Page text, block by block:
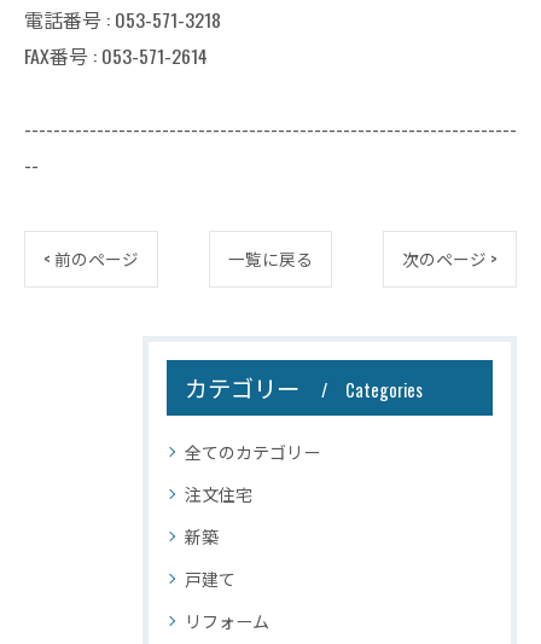
電話番号 : 053-571-3218
FAX番号 : 053-571-2614
--------------------------------------------------------------------
--
< 前のページ 一覧に戻る 次のページ >
カテゴリー Categories
全てのカテゴリー
注文住宅
新築
戸建て
リフォーム